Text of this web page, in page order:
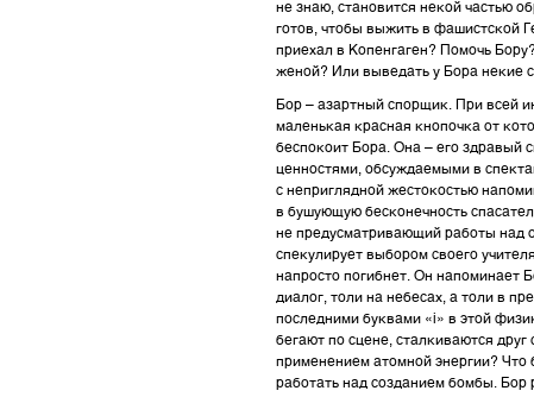
не знаю, становится некой частью
готов, чтобы выжить в фашистской
приехал в Копенгаген? Помочь
женой? Или выведать у Бора некие
Бор – азартный спорщик. При всей
маленькая красная кнопочка от
беспокоит Бора. Она – его здравый
ценностями, обсуждаемыми в
с неприглядной жестокостью
в бушующую бесконечность
не предусматривающий работы над
спекулирует выбором своего
напросто погибнет. Он напоминает
диалог, толи на небесах, а толи в
последними буквами «i» в этой
бегают по сцене, сталкиваются
применением атомной энергии? Что
работать над созданием бомбы. Бор